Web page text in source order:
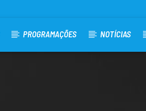
PROGRAMAÇÕES NOTÍCIAS